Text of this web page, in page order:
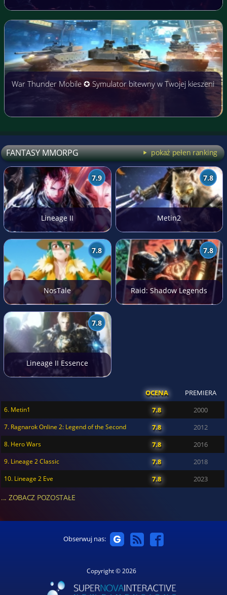
War Thunder Mobile ✪ Symulator bitewny w Twojej kieszeni
FANTASY MMORPG pokaż pełen ranking
7.9
Lineage II
7.8
Metin2
7.8
NosTale
7.8
Raid: Shadow Legends
7.8
Lineage II Essence
OCENA PREMIERA
6. Metin1 7.8 2000
7. Ragnarok Online 2: Legend of the Second 7.8 2012
8. Hero Wars 7.8 2016
9. Lineage 2 Classic 7.8 2018
10. Lineage 2 Eve 7.8 2023
... ZOBACZ POZOSTAŁE
Obserwuj nas:
Copyright © 2026